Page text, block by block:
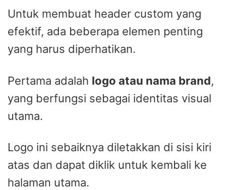
Untuk membuat header custom yang
efektif, ada beberapa elemen penting
yang harus diperhatikan.
Pertama adalah logo atau nama brand,
yang berfungsi sebagai identitas visual
utama.
Logo ini sebaiknya diletakkan di sisi kiri
atas dan dapat diklik untuk kembali ke
halaman utama.